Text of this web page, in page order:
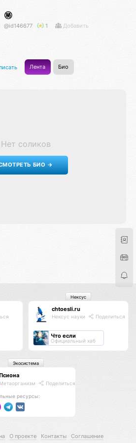
㊙️
@id146677 1 Добавить
Лента Био
Нет соликов
БИО →
chtoesli.ru
Нексус науки Поделиться
Что если
Официальный хаб
Нексус
Псиона
Метаорганизм Поделиться
ресурсы:
Экосистема
О проекте Контакты Соглашение